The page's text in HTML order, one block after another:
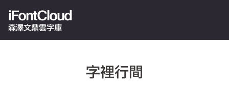
iFontCloud
森澤文鼎雲字庫
字裡行間